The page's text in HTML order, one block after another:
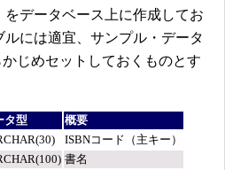
データベース上に作成してお
ルには適宜、サンプル・データ
じめセットしておくものとす
タ型
概要
ISBNコード（主キー）
書名